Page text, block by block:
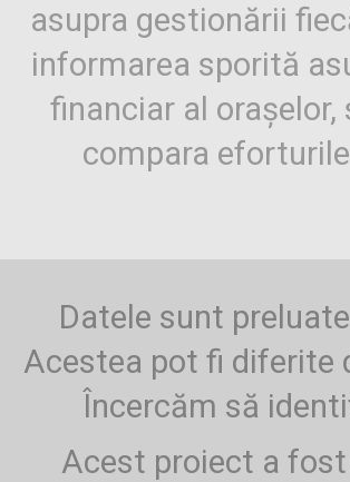
asupra gestionării
informarea sporită
financiar al
compara
Datele sunt
Acestea pot fi diferite
Încercăm să
Acest proiect a